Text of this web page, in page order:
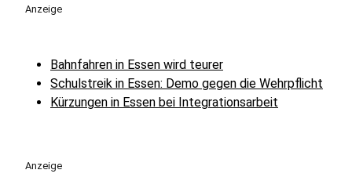
Anzeige
Bahnfahren in Essen wird teurer
Schulstreik in Essen: Demo gegen die Wehrpflicht
Kürzungen in Essen bei Integrationsarbeit
Anzeige